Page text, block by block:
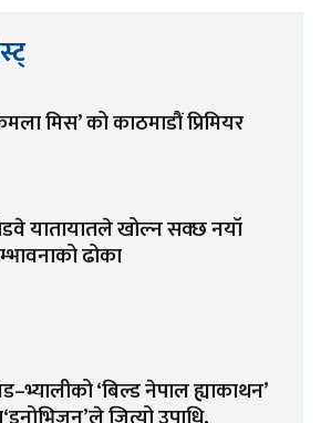
मिस’ को काठमाडौं प्रिमियर
यातायातले खोल्न सक्छ नयाँ
ढोका
‘बिल्ड नेपाल ह्याकाथन’